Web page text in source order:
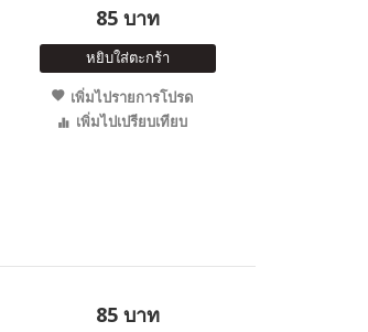
85 บาท
หยิบใส่ตะกร้า
เพิ่มไปรายการโปรด
เพิ่มไปเปรียบเทียบ
85 บาท